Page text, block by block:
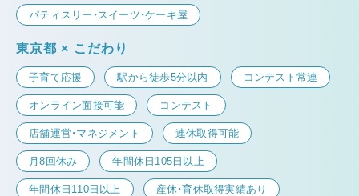
パティスリー・スイーツ・ケーキ屋
東京都 × こだわり
子育て応援 駅から徒歩5分以内 コンテスト常連
オンライン面接可能 コンテスト
店舗運営・マネジメント 連休取得可能
月8回休み 年間休日105日以上
年間休日110日以上 産休・育休取得実績あり